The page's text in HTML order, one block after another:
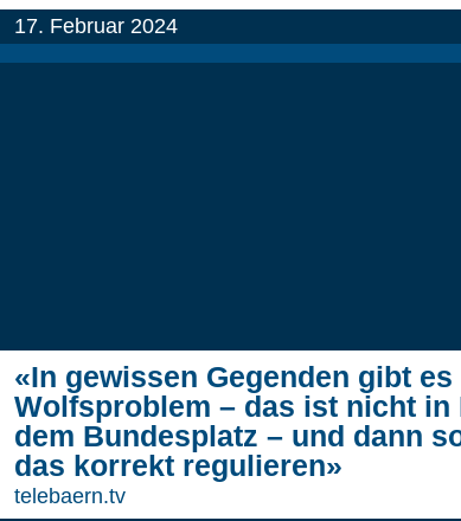
17. Februar 2024
«In gewissen Gegenden gibt es
Wolfsproblem – das ist nicht in
dem Bundesplatz – und dann
das korrekt regulieren»
telebaern.tv